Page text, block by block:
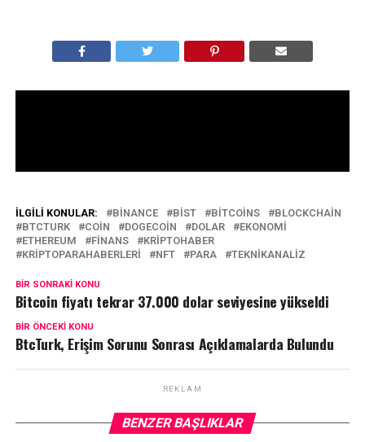
İLGILI KONULAR: BINANCE BIST BITCOINS
BLOCKCHAIN
BTCTURK
COIN DOGECOIN DOLAR
EKONOMI
ETHEREUM
FINANS
KRIPTOHABER
KRIPTOPARAHABERLERI
NFT PARA TEKNIKANALIZ
BIR SONRAKI KONU
Bitcoin fiyatı tekrar 37.000 dolar seviyesine yükseldi
BIR ÖNCEKI KONU
BtcTurk, Erişim Sorunu Sonrası Açıklamalarda Bulundu
REKLAM
BENZER BAŞLIKLAR